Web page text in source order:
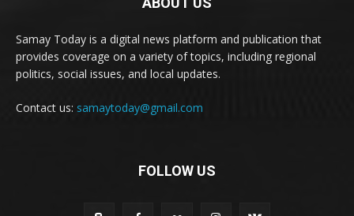
Samay Today is a digital news platform and publication that
provides coverage on a variety of topics, including regional
politics, social issues, and local updates.
Contact us: samaytoday@gmail.com
FOLLOW US